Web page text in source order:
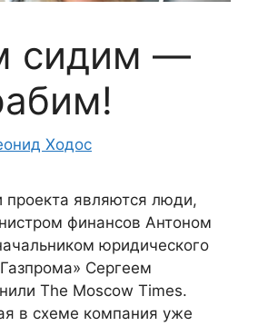
сидим —
Ходос
являются люди,
финансов Антоном
юридического
Сергеем
The Moscow Times.
в схеме компания уже